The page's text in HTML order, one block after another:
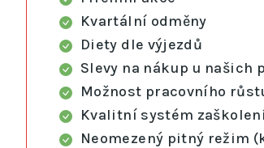
Kvartální odměny
Diety dle výjezdů
Slevy na nákup u našich
Možnost pracovního
Kvalitní systém
Neomezený pitný režim